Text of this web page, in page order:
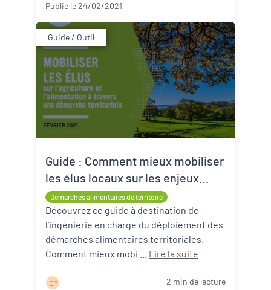
Publié le 24/02/2021
Guide / Outil
Démarches alimentaires de territoire
Guide : Comment mieux mobiliser
les élus locaux sur les enjeux
d’une transition alimentaire ?
Découvrez ce guide à destination de
l’ingénierie en charge du déploiement des
démarches alimentaires territoriales.
Lire la suite
E P
2 min de lecture